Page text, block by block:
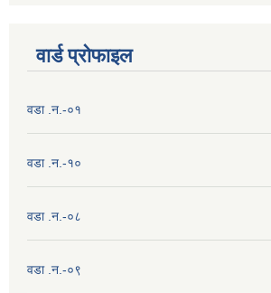
वार्ड प्राेफाइल
वडा .न.-०१
वडा .न.-१०
वडा .न.-०८
वडा .न.-०९